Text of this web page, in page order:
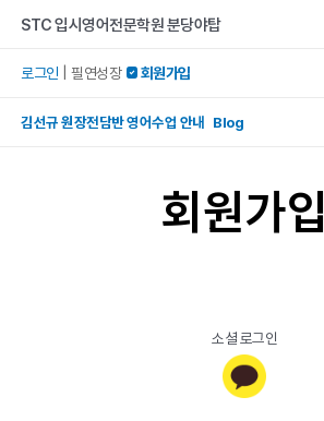
건너뛰기STC 입시영어전문학원 분당야탑
로그인 필연성장  회원가입
김선규 원장전담반 영어수업 안내 Blog
회원가입
소셜 로그인